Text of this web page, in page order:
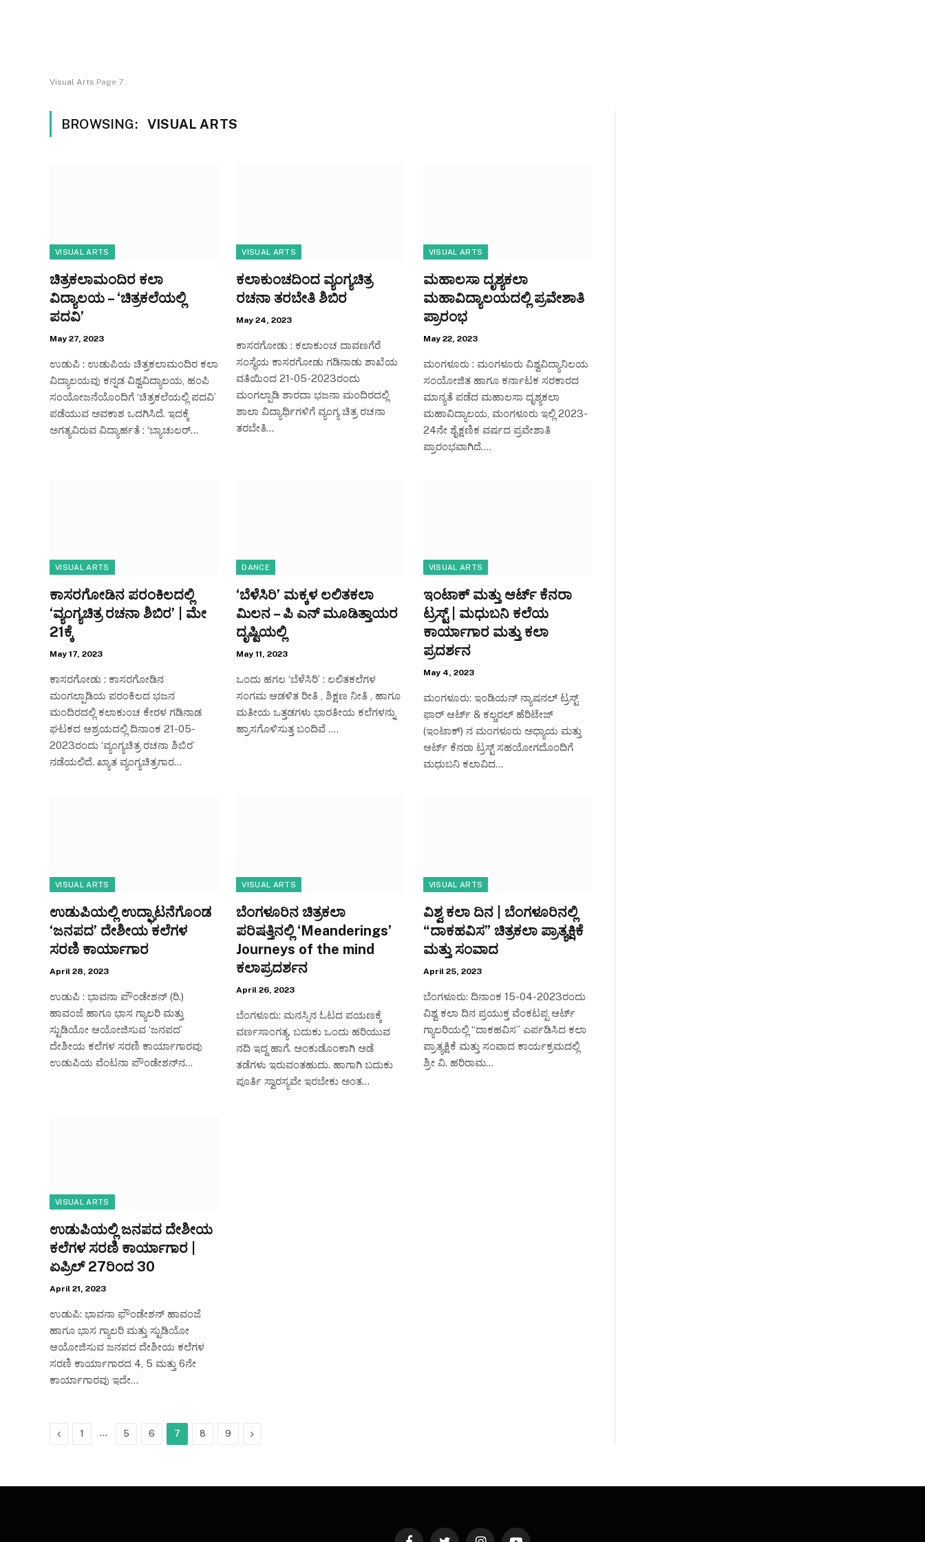
Visual Arts Page 7
BROWSING: VISUAL ARTS
VISUAL ARTS
ಚಿತ್ರಕಲಾಮಂದಿರ ಕಲಾ
ವಿದ್ಯಾಲಯ – ‘ಚಿತ್ರಕಲೆಯಲ್ಲಿ
ಪದವಿ’
May 27, 2023
ಉಡುಪಿ : ಉಡುಪಿಯ ಚಿತ್ರಕಲಾಮಂದಿರ ಕಲಾ
ವಿದ್ಯಾಲಯವು ಕನ್ನಡ ವಿಶ್ವವಿದ್ಯಾಲಯ, ಹಂಪಿ
ಸಂಯೋಜನೆಯೊಂದಿಗೆ ‘ಚಿತ್ರಕಲೆಯಲ್ಲಿ ಪದವಿ’
ಪಡೆಯುವ ಅವಕಾಶ ಒದಗಿಸಿದೆ. ಇದಕ್ಕೆ
ಅಗತ್ಯವಿರುವ ವಿದ್ಯಾರ್ಹತೆ : ‘ಬ್ಯಾಚುಲರ್…
VISUAL ARTS
ಕಲಾಕುಂಚದಿಂದ ವ್ಯಂಗ್ಯಚಿತ್ರ
ರಚನಾ ತರಬೇತಿ ಶಿಬಿರ
May 24, 2023
ಕಾಸರಗೋಡು : ಕಲಾಕುಂಚ ದಾವಣಗೆರೆ
ಸಂಸ್ಥೆಯ ಕಾಸರಗೋಡು ಗಡಿನಾಡು ಶಾಖೆಯ
ವತಿಯಿಂದ 21-05-2023ರಂದು
ಮಂಗಲ್ಪಾಡಿ ಶಾರದಾ ಭಜನಾ ಮಂದಿರದಲ್ಲಿ
ಶಾಲಾ ವಿದ್ಯಾರ್ಥಿಗಳಿಗೆ ವ್ಯಂಗ್ಯ ಚಿತ್ರ ರಚನಾ
ತರಬೇತಿ…
VISUAL ARTS
ಮಹಾಲಸಾ ದೃಶ್ಯಕಲಾ
ಮಹಾವಿದ್ಯಾಲಯದಲ್ಲಿ ಪ್ರವೇಶಾತಿ
ಪ್ರಾರಂಭ
May 22, 2023
ಮಂಗಳೂರು : ಮಂಗಳೂರು ವಿಶ್ವವಿದ್ಯಾನಿಲಯ
ಸಂಯೋಜಿತ ಹಾಗೂ ಕರ್ನಾಟಕ ಸರಕಾರದ
ಮಾನ್ಯತೆ ಪಡೆದ ಮಹಾಲಸಾ ದೃಶ್ಯಕಲಾ
ಮಹಾವಿದ್ಯಾಲಯ, ಮಂಗಳೂರು ಇಲ್ಲಿ 2023-
24ನೇ ಶೈಕ್ಷಣಿಕ ವರ್ಷದ ಪ್ರವೇಶಾತಿ
ಪ್ರಾರಂಭವಾಗಿದೆ.…
VISUAL ARTS
ಕಾಸರಗೋಡಿನ ಪರಂಕಿಲದಲ್ಲಿ
‘ವ್ಯಂಗ್ಯಚಿತ್ರ ರಚನಾ ಶಿಬಿರ’ | ಮೇ
21ಕ್ಕೆ
May 17, 2023
ಕಾಸರಗೋಡು : ಕಾಸರಗೋಡಿನ
ಮಂಗಲ್ಪಾಡಿಯ ಪರಂಕಿಲದ ಭಜನ
ಮಂದಿರದಲ್ಲಿ ಕಲಾಕುಂಚ ಕೇರಳ ಗಡಿನಾಡ
ಘಟಕದ ಆಶ್ರಯದಲ್ಲಿ ದಿನಾಂಕ 21-05-
2023ರಂದು ‘ವ್ಯಂಗ್ಯಚಿತ್ರ ರಚನಾ ಶಿಬಿರ’
ನಡೆಯಲಿದೆ. ಖ್ಯಾತ ವ್ಯಂಗ್ಯಚಿತ್ರಗಾರ…
DANCE
‘ಬೆಳೆಸಿರಿ’ ಮಕ್ಕಳ ಲಲಿತಕಲಾ
ಮಿಲನ – ಪಿ ಎನ್ ಮೂಡಿತ್ತಾಯರ
ದೃಷ್ಟಿಯಲ್ಲಿ
May 11, 2023
ಒಂದು ಹಗಲ ‘ಬೆಳೆಸಿರಿ’ : ಲಲಿತಕಲೆಗಳ
ಸಂಗಮ ಆಡಳಿತ ರೀತಿ , ಶಿಕ್ಷಣ ನೀತಿ , ಹಾಗೂ
ಮತೀಯ ಒತ್ತಡಗಳು ಭಾರತೀಯ ಕಲೆಗಳನ್ನು
ಹ್ರಾಸಗೊಳಿಸುತ್ತ ಬಂದಿವೆ .…
VISUAL ARTS
ಇಂಟಾಕ್ ಮತ್ತು ಆರ್ಟ್ ಕೆನರಾ
ಟ್ರಸ್ಟ್ | ಮಧುಬನಿ ಕಲೆಯ
ಕಾರ್ಯಾಗಾರ ಮತ್ತು ಕಲಾ
ಪ್ರದರ್ಶನ
May 4, 2023
ಮಂಗಳೂರು: ಇಂಡಿಯನ್ ನ್ಯಾಷನಲ್ ಟ್ರಸ್ಟ್
ಫಾರ್ ಆರ್ಟ್ & ಕಲ್ಚರಲ್ ಹೆರಿಟೇಜ್
(ಇಂಟಾಕ್) ನ ಮಂಗಳೂರು ಅಧ್ಯಾಯ ಮತ್ತು
ಆರ್ಟ್ ಕೆನರಾ ಟ್ರಸ್ಟ್ ಸಹಯೋಗದೊಂದಿಗೆ
ಮಧುಬನಿ ಕಲಾವಿದ…
VISUAL ARTS
ಉಡುಪಿಯಲ್ಲಿ ಉದ್ಘಾಟನೆಗೊಂಡ
‘ಜನಪದ’ ದೇಶೀಯ ಕಲೆಗಳ
ಸರಣಿ ಕಾರ್ಯಾಗಾರ
April 28, 2023
ಉಡುಪಿ : ಭಾವನಾ ಪೌಂಡೇಶನ್ (ರಿ.)
ಹಾವಂಜೆ ಹಾಗೂ ಭಾಸ ಗ್ಯಾಲರಿ ಮತ್ತು
ಸ್ಟುಡಿಯೋ ಆಯೋಜಿಸುವ ‘ಜನಪದ’
ದೇಶೀಯ ಕಲೆಗಳ ಸರಣಿ ಕಾರ್ಯಾಗಾರವು
ಉಡುಪಿಯ ವೆಂಟನಾ ಪೌಂಡೇಶನ್‌ನ…
VISUAL ARTS
ಬೆಂಗಳೂರಿನ ಚಿತ್ರಕಲಾ
ಪರಿಷತ್ತಿನಲ್ಲಿ ‘Meanderings’
Journeys of the mind
ಕಲಾಪ್ರದರ್ಶನ
April 26, 2023
ಬೆಂಗಳೂರು: ಮನಸ್ಸಿನ ಓಟದ ಪಯಣಕ್ಕೆ
ವರ್ಣಸಾಂಗತ್ಯ. ಬದುಕು ಒಂದು ಹರಿಯುವ
ನದಿ ಇದ್ದ ಹಾಗೆ. ಅಂಕುಡೊಂಕಾಗಿ ಅಡೆ
ತಡೆಗಳು ಇರುವಂತಹುದು. ಹಾಗಾಗಿ ಬದುಕು
ಪೂರ್ತಿ ಸ್ವಾರಸ್ಯವೇ ಇರಬೇಕು ಅಂತ…
VISUAL ARTS
ವಿಶ್ವ ಕಲಾ ದಿನ | ಬೆಂಗಳೂರಿನಲ್ಲಿ
“ದಾಕಹವಿಸ” ಚಿತ್ರಕಲಾ ಪ್ರಾತ್ಯಕ್ಷಿಕೆ
ಮತ್ತು ಸಂವಾದ
April 25, 2023
ಬೆಂಗಳೂರು: ದಿನಾಂಕ 15-04-2023ರಂದು
ವಿಶ್ವ ಕಲಾ ದಿನ ಪ್ರಯುಕ್ತ ವೆಂಕಟಪ್ಪ ಆರ್ಟ್
ಗ್ಯಾಲರಿಯಲ್ಲಿ “ದಾಕಹವಿಸ” ಎರ್ಪಡಿಸಿದ ಕಲಾ
ಪ್ರಾತ್ಯಕ್ಷಿಕೆ ಮತ್ತು ಸಂವಾದ ಕಾರ್ಯಕ್ರಮದಲ್ಲಿ
ಶ್ರೀ ವಿ. ಹರಿರಾಮ…
VISUAL ARTS
ಉಡುಪಿಯಲ್ಲಿ ಜನಪದ ದೇಶೀಯ
ಕಲೆಗಳ ಸರಣಿ ಕಾರ್ಯಾಗಾರ |
ಏಪ್ರಿಲ್ 27ರಿಂದ 30
April 21, 2023
ಉಡುಪಿ: ಭಾವನಾ ಫೌಂಡೇಶನ್ ಹಾವಂಜೆ
ಹಾಗೂ ಭಾಸ ಗ್ಯಾಲರಿ ಮತ್ತು ಸ್ಟುಡಿಯೋ
ಆಯೋಜಿಸುವ ಜನಪದ ದೇಶೀಯ ಕಲೆಗಳ
ಸರಣಿ ಕಾರ್ಯಾಗಾರದ 4, 5 ಮತ್ತು 6ನೇ
ಕಾರ್ಯಾಗಾರವು ಇದೇ…
Previous
1 … 5 6 7 8 9 Next